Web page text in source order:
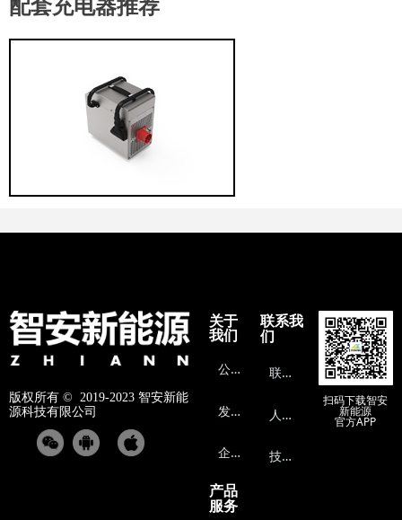
配套充电器推荐
版权所有 ©  2019-2023 智安新能
源科技有限公司
关于
我们
公
司介绍
发
展历程
企
业文化
产品
服务
联系我
们
联
系方式
人
才招聘
技
术支持
扫码下载智安
新能源
官方APP